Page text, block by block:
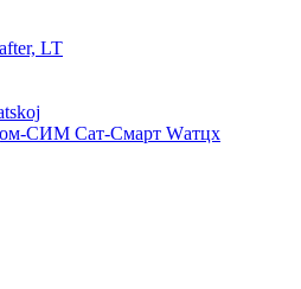
LT
СИМ Сат-Смарт Wатцх